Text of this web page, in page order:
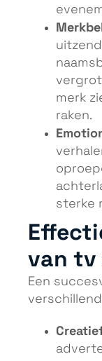
merk
raken.
sterke
van tv
Een